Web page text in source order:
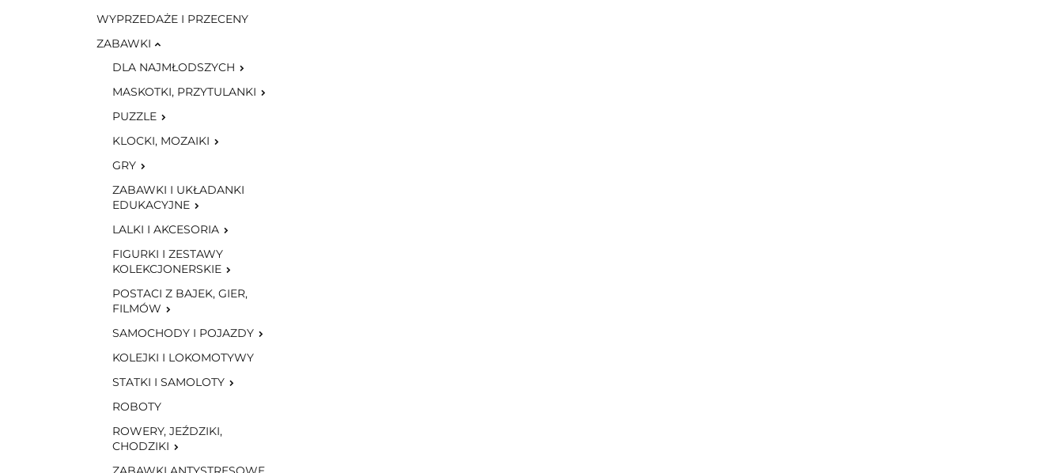
WYPRZEDAŻE I PRZECENY
ZABAWKI
DLA NAJMŁODSZYCH
MASKOTKI, PRZYTULANKI
PUZZLE
KLOCKI, MOZAIKI
GRY
ZABAWKI I UKŁADANKI
EDUKACYJNE
LALKI I AKCESORIA
FIGURKI I ZESTAWY
KOLEKCJONERSKIE
POSTACI Z BAJEK, GIER,
FILMÓW
SAMOCHODY I POJAZDY
KOLEJKI I LOKOMOTYWY
STATKI I SAMOLOTY
ROBOTY
ROWERY, JEŹDZIKI,
CHODZIKI